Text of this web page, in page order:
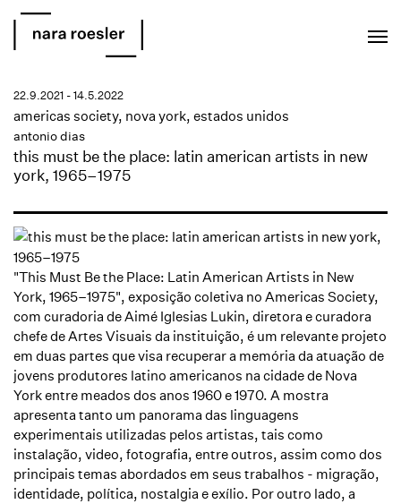
this must be the place: latin american artists in new
york, 1965–1975
antonio dias
americas society, nova york, estados unidos
22.9.2021 - 14.5.2022
"This Must Be the Place: Latin American Artists in New
York, 1965–1975", exposição coletiva no Americas Society,
com curadoria de Aimé Iglesias Lukin, diretora e curadora
chefe de Artes Visuais da instituição, é um relevante projeto
em duas partes que visa recuperar a memória da atuação de
jovens produtores latino americanos na cidade de Nova
York entre meados dos anos 1960 e 1970. A mostra
apresenta tanto um panorama das linguagens
experimentais utilizadas pelos artistas, tais como
instalação, video, fotografia, entre outros, assim como dos
principais temas abordados em seus trabalhos - migração,
identidade, política, nostalgia e exílio. Por outro lado, a